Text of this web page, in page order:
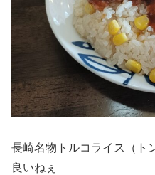
長崎名物トルコライス（ト
良いねぇ